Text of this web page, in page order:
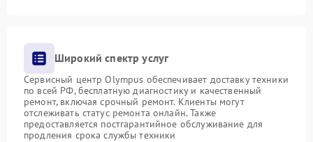
Широкий спектр услуг
Сервисный центр Olympus обеспечивает доставку техники
по всей РФ, бесплатную диагностику и качественный
ремонт, включая срочный ремонт. Клиенты могут
отслеживать статус ремонта онлайн. Также
предоставляется постгарантийное обслуживание для
продления срока службы техники